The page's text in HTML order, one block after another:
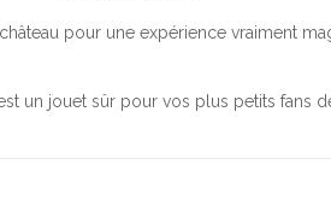
pour une expérience vraiment
un jouet sûr pour vos plus petits fans